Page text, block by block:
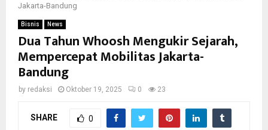
Jakarta-Bandung
Bisnis News
Dua Tahun Whoosh Mengukir Sejarah,
Mempercepat Mobilitas Jakarta-
Bandung
by redaksi Oktober 19, 2025 0 23
SHARE 0